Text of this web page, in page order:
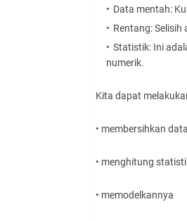
Data mentah:
Rentang:
Statistik: Ini
numerik.
Kita dapat
• membersihkan data
• menghitung
• memodelkannya